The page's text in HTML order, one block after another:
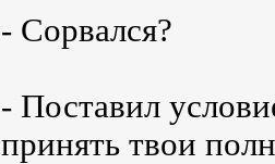
- Сорвался?
- Поставил
принять твои